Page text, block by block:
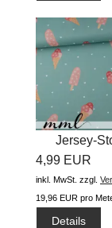
Jersey-
4,99 EUR
inkl. MwSt. zzgl.
19,96 EUR pro
Details